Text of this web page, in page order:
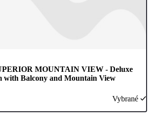
MOUNTAIN VIEW - Deluxe
with Balcony and Mountain View
Vybrané